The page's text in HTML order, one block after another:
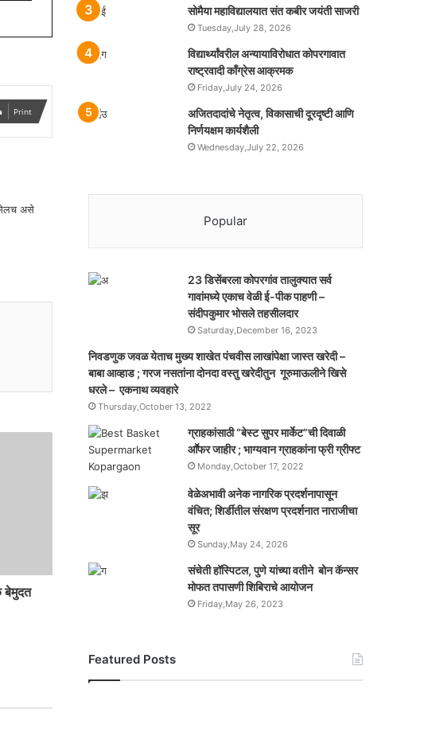
Print
असे
बेमुदत
सोमैया महाविद्यालयात संत कबीर जयंती साजरी
Tuesday,July 28, 2026
विद्यार्थ्यांवरील अन्यायाविरोधात कोपरगावात
राष्ट्रवादी काँग्रेस आक्रमक
Friday,July 24, 2026
अजितदादांचे नेतृत्व, विकासाची दूरदृष्टी आणि
निर्णयक्षम कार्यशैली
Wednesday,July 22, 2026
Popular
23 डिसेंबरला कोपरगांव तालुक्‍यात सर्व
गावांमध्ये एकाच वेळी ई-पीक पाहणी –
संदीपकुमार भोसले तहसीलदार
Saturday,December 16, 2023
निवडणुक जवळ येताच मुख्य शाखेत पंचवीस लाखांपेक्षा जास्त खरेदी –
बाबा आव्हाड ; गरज नसतांना दोनदा वस्तु खरेदीतुन गूरुमाऊलीने खिसे
धरले – एकनाथ व्यवहारे
Thursday,October 13, 2022
ग्राहकांसाठी “बेस्ट सुपर मार्केट”ची दिवाळी
आॕफर जाहीर ; भाग्यवान ग्राहकांना फ्री ग्रीफ्ट
Monday,October 17, 2022
वेळेअभावी अनेक नागरिक प्रदर्शनापासून
वंचित; शिर्डीतील संरक्षण प्रदर्शनात नाराजीचा
सूर
Sunday,May 24, 2026
संचेती हॉस्पिटल, पुणे यांच्या वतीने बोन कॅन्सर
मोफत तपासणी शिबिराचे आयोजन
Friday,May 26, 2023
Featured Posts